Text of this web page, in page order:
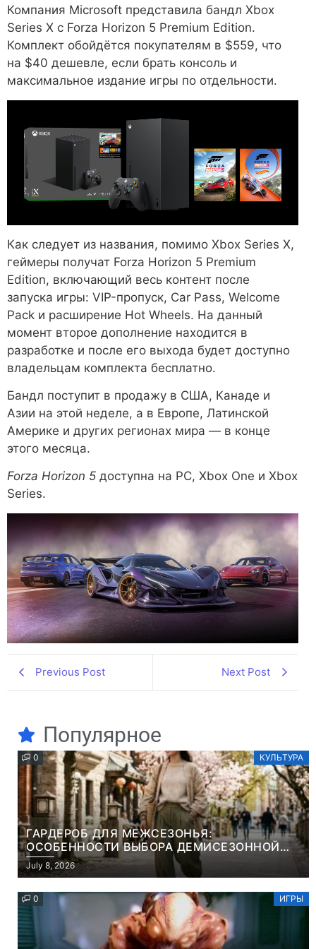
Компания Microsoft представила бандл Xbox
Series X с Forza Horizon 5 Premium Edition.
Комплект обойдётся покупателям в $559, что
на $40 дешевле, если брать консоль и
максимальное издание игры по отдельности.
Как следует из названия, помимо Xbox Series X,
геймеры получат Forza Horizon 5 Premium
Edition, включающий весь контент после
запуска игры: VIP-пропуск, Car Pass, Welcome
Pack и расширение Hot Wheels. На данный
момент второе дополнение находится в
разработке и после его выхода будет доступно
владельцам комплекта бесплатно.
Бандл поступит в продажу в США, Канаде и
Азии на этой неделе, а в Европе, Латинской
Америке и других регионах мира — в конце
этого месяца.
Forza Horizon 5 доступна на PC, Xbox One и Xbox
Series.
Previous Post Next Post
Популярное
0 КУЛЬТУРА
ГАРДЕРОБ ДЛЯ МЕЖСЕЗОНЬЯ:
ОСОБЕННОСТИ ВЫБОРА ДЕМИСЕЗОННОЙ
ПАРКИ И ЭЛЕГАНТНОГО ЖЕНСКОГО ПЛАЩА
July 8, 2026
0 ИГРЫ